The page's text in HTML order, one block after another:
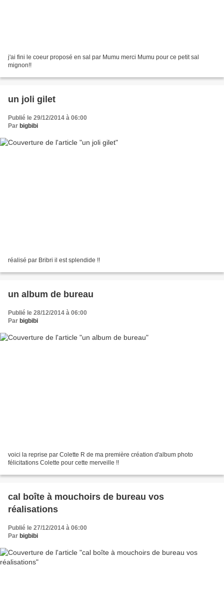
j'ai fini le coeur proposé en sal par Mumu merci Mumu pour ce petit sal
mignon!!
un joli gilet
Publié le 29/12/2014 à 06:00
Par bigbibi
réalisé par Bribri il est splendide !!
un album de bureau
Publié le 28/12/2014 à 06:00
Par bigbibi
voici la reprise par Colette R de ma première création d'album photo
félicitations Colette pour cette merveille !!
cal boîte à mouchoirs de bureau vos
réalisations
Publié le 27/12/2014 à 06:00
Par bigbibi